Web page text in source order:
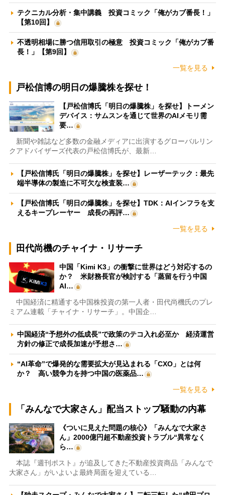
テクニカル分析・集中講義 投資コミック「俺がカブ番長！」
【第10回】
不透明相場に勝つ信用取引の極意 投資コミック「俺がカブ番
長！」【第9回】
一覧を見る
戸松信博の明日の爆騰株を探せ！
【戸松信博氏「明日の爆騰株」を探せ】トーメン
デバイス：サムスンを通じて世界のAIメモリ需
要…
新聞や雑誌など多数の金融メディアに出演するグローバルリン
クアドバイザーズ代表の戸松信博氏が、最新…
【戸松信博氏「明日の爆騰株」を探せ】レーザーテック：最先
端半導体の製造に不可欠な検査装…
【戸松信博氏「明日の爆騰株」を探せ】TDK：AIインフラを支
えるキープレーヤー 成長の再評…
一覧を見る
田代尚機のチャイナ・リサーチ
中国「Kimi K3」の衝撃に世界はどう対応するの
か？ 米財務長官が検討する「蒸留を行う中国
AI…
中国経済に精通する中国株投資の第一人者・田代尚機氏のプレ
ミアム連載「チャイナ・リサーチ」。中国企…
中国経済“予想外の低成長”で政策のテコ入れ必至か 経済運営
方針の修正で成長加速が予想さ…
“AI革命”で爆発的な需要拡大が見込まれる「CXO」とは何
か？ 高い競争力を持つ中国の医薬品…
一覧を見る
「みんなで大家さん」配当ストップ騒動の内幕
《ついに見えた問題の核心》「みんなで大家さ
ん」2000億円超不動産投資トラブル“異常なく
ら…
本誌『週刊ポスト』が追及してきた不動産投資商品「みんなで
大家さん」がいよいよ最終局面を迎えている…